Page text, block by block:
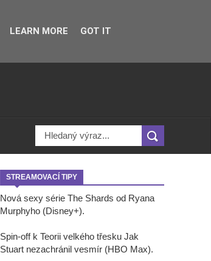
STREAMOVACÍ TIPY
Nová sexy série The Shards od Ryana
Murphyho (Disney+).
Spin-off k Teorii velkého třesku Jak
Stuart nezachránil vesmír (HBO Max).
LEARN MORE GOT IT